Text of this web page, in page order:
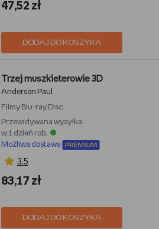
47,52 zł
DODAJ DO KOSZYKA
Trzej muszkieterowie 3D
Anderson Paul
Filmy Blu-ray Disc
Przewidywana wysyłka:
w 1 dzień rob.
Możliwa dostawa
3,5
83,17 zł
DODAJ DO KOSZYKA